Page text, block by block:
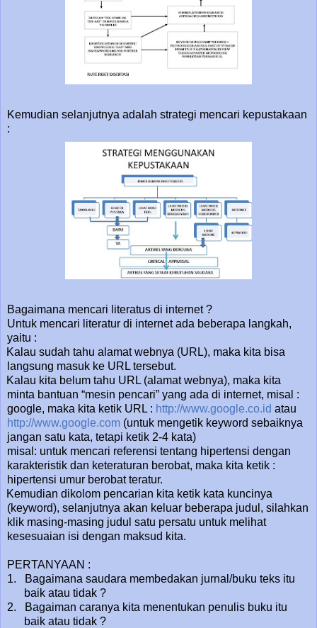
Kemudian selanjutnya adalah strategi mencari kepustakaan
:
Bagaimana mencari literatus di internet ?
Untuk mencari literatur di internet ada beberapa langkah,
yaitu :
Kalau sudah tahu alamat webnya (URL), maka kita bisa
langsung masuk ke URL tersebut.
Kalau kita belum tahu URL (alamat webnya), maka kita
minta bantuan “mesin pencari” yang ada di internet, misal :
google, maka kita ketik URL : http://www.google.co.id atau
http://www.google.com (untuk mengetik keyword sebaiknya
jangan satu kata, tetapi ketik 2-4 kata)
misal: untuk mencari referensi tentang hipertensi dengan
karakteristik dan keteraturan berobat, maka kita ketik :
hipertensi umur berobat teratur.
Kemudian dikolom pencarian kita ketik kata kuncinya
(keyword), selanjutnya akan keluar beberapa judul, silahkan
klik masing-masing judul satu persatu untuk melihat
kesesuaian isi dengan maksud kita.
PERTANYAAN :
1.
Bagaimana saudara membedakan jurnal/buku teks itu
baik atau tidak ?
2.
Bagaiman caranya kita menentukan penulis buku itu
baik atau tidak ?